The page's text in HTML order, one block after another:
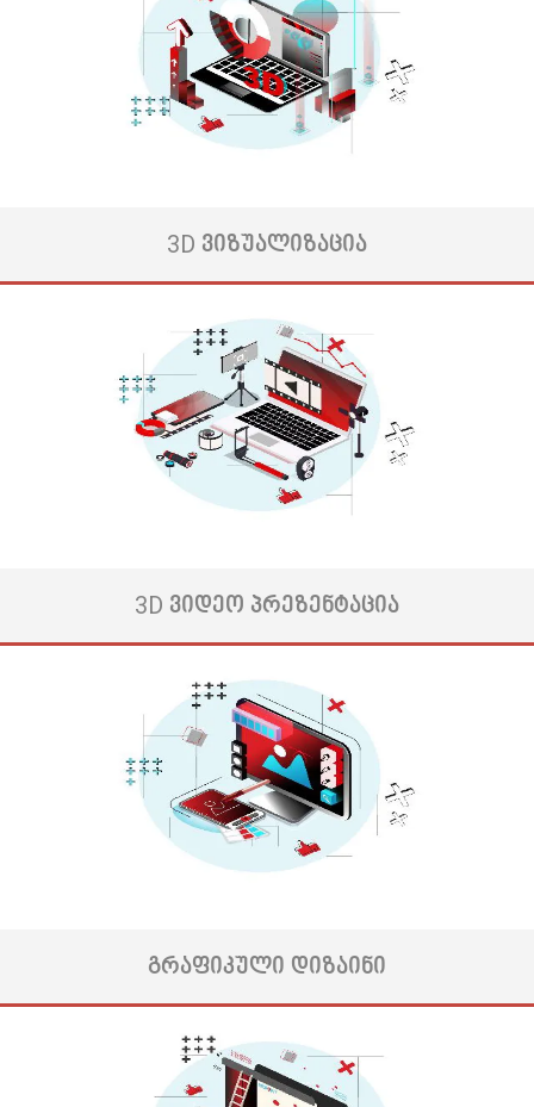
3D ᲕᲘᲖᲣᲐᲚᲘᲖᲐᲪᲘᲐ
3D ᲕᲘᲓᲔᲝ ᲞᲠᲔᲖᲔᲜᲢᲐᲪᲘᲐ
რაც შეიძლება თქვენს უკვე არსებულ ან პოტენციურ მომხმარებლებს
შეიძლება შესთავაზოთ. მომხმარებელს, რომელიც ეცნობა თქვენს
პროდუქტს და სურს გაიგოს რაც შეიძლება მეტი თქვენი პროექტის
- და იცით რატომ? იმიტომ, რომ აქ ყველაფერი ცოცხალი, მოძრავი,
რეალური და აღქმადია, Რადგან აქ მომხმარებელი წარმოიდგენს
ᲒᲠᲐᲤᲘᲙᲣᲚᲘ ᲓᲘᲖᲐᲘᲜᲘ
ჩვენი მისიაა თქვენი ბიზნესის გაძლიერება ციფრული სამყაროს
დასაპყრობად. ჩვენ სპეციალიზირებულნი ვართ შევიმუშავოთ
თქვენთვის ვიზუალურად მიმზიდველი შინაარსი და სტრატეგია,
რომელიც ხელს უწყობს ჩართულობას, გაზრდის ვებსაიტის მუშაობას
და მაქსიმალურ ROI-ს თქვენი სარეკლამო კამპანიებისთვის.
ჩვენი ნიჭიერი დიზაინერების გუნდი შექმნისვიზუალებს თქვენთვის,
მათ შორის ლოგოებს, ბროშურებს, ბანერებს, ინფოგრაფიკას,
ადამიანების გადაწყვეტილებების 90%-ს ბრენდის დიზაინი
თუკი არ გსურთ იყო კიდევ ერთი რიგითი ბრენდი, რომელსაც არ აქვს
ძლიერი ინდეტობა და შესაბამისად არც მომხმარებელი სწყალობს,
მაშინ თქვენ ამისთვის ბრენდინგი დაგჭირდება.
ლოგო, ტიპოგრაფია, მთავარი და დამხმარე ფერები, ეს ის
მნიშვნელოვანი ელემენტებია, რაც თქვენს ბრენდს სჭირდება ბაზარზე
მყადრად და წარმატებულად პოზიციონირებისთვის.